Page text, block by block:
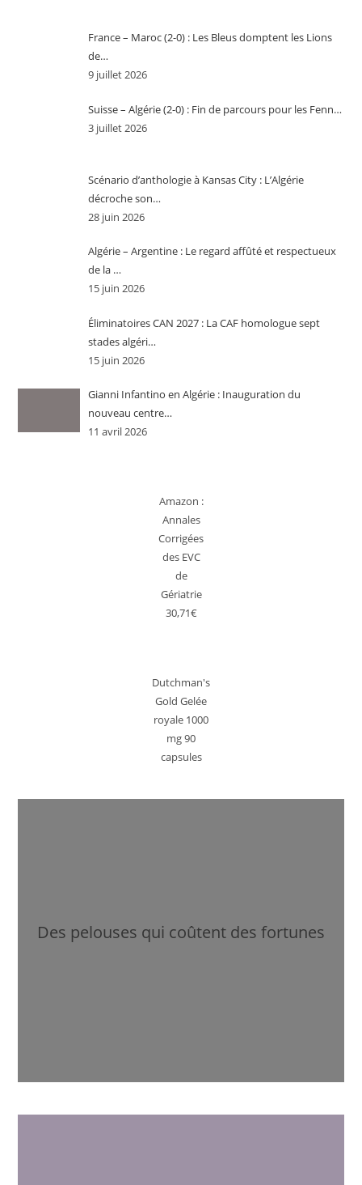
France – Maroc (2-0) : Les Bleus domptent les Lions
de…
9 juillet 2026
Suisse – Algérie (2-0) : Fin de parcours pour les Fenn…
3 juillet 2026
Scénario d’anthologie à Kansas City : L’Algérie
décroche son…
28 juin 2026
Algérie – Argentine : Le regard affûté et respectueux
de la …
15 juin 2026
Éliminatoires CAN 2027 : La CAF homologue sept
stades algéri…
15 juin 2026
Gianni Infantino en Algérie : Inauguration du
nouveau centre…
11 avril 2026
Amazon :
Annales
Corrigées
des EVC
de
Gériatrie
30,71€
Dutchman's
Gold Gelée
royale 1000
mg 90
capsules
Des pelouses qui coûtent des fortunes